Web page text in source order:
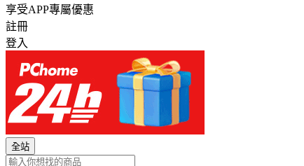
享受APP專屬優惠
註冊
登入
全站